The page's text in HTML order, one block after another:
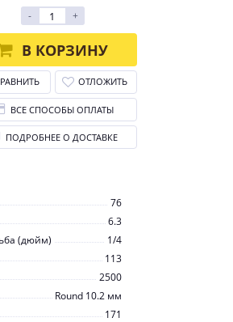
76
6.3
(дюйм)
1/4
113
2500
Round 10.2 мм
171
-
+
В КОРЗИНУ
ОТЛОЖИТЬ
ВСЕ СПОСОБЫ ОПЛАТЫ
ПОДРОБНЕЕ О ДОСТАВКЕ